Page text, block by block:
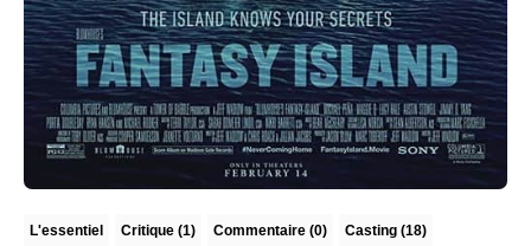
L'essentiel Critique (1) Commentaire (0) Casting (18)